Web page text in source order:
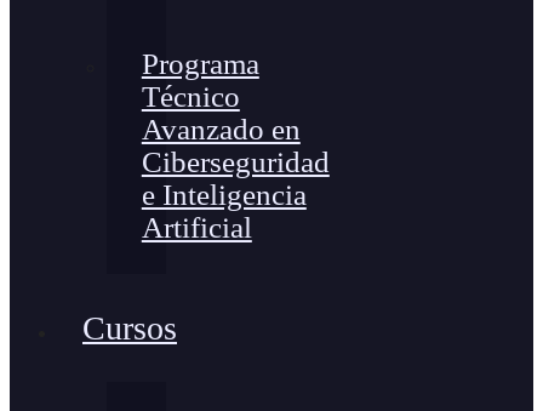
Programa
Técnico
Avanzado en
Ciberseguridad
e Inteligencia
Artificial
Cursos